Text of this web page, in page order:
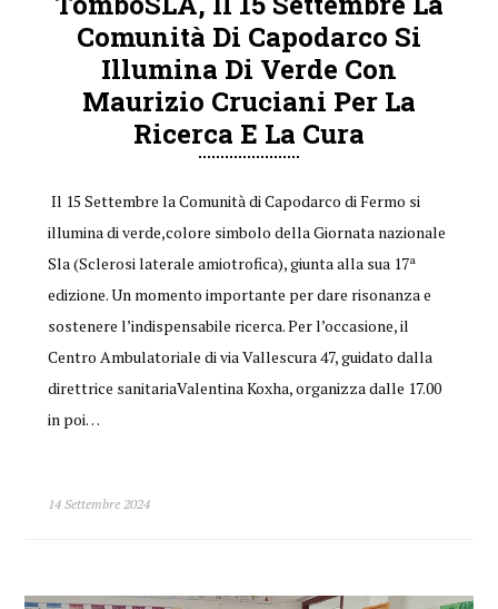
Comunità Di Capodarco Si
Illumina Di Verde Con
Maurizio Cruciani Per La
Ricerca E La Cura
Il 15 Settembre la Comunità di Capodarco di Fermo si
illumina di verde,colore simbolo della Giornata nazionale
Sla (Sclerosi laterale amiotrofica), giunta alla sua 17ª
edizione. Un momento importante per dare risonanza e
sostenere l’indispensabile ricerca. Per l’occasione, il
Centro Ambulatoriale di via Vallescura 47, guidato dalla
direttrice sanitariaValentina Koxha, organizza dalle 17.00
in poi…
14 Settembre 2024